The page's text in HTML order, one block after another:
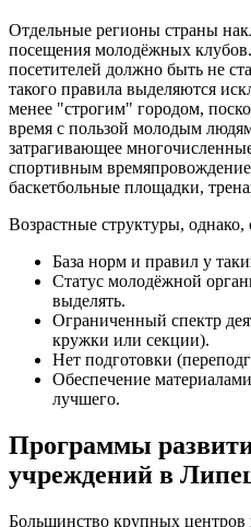
Отдельные регионы страны
посещения молодёжных
посетителей должно быть не
такого правила выделяются
менее "строгим" городом,
время с пользой молодым
затрагивающее
спортивным
баскетбольные площадки,
Возрастные структуры, однако,
База норм и правил у
Статус молодёжной
выделять.
Ограниченный спектр
кружки или секции).
Нет подготовки
Обеспечение
лучшего.
Программы
учреждений в
Большинство крупных